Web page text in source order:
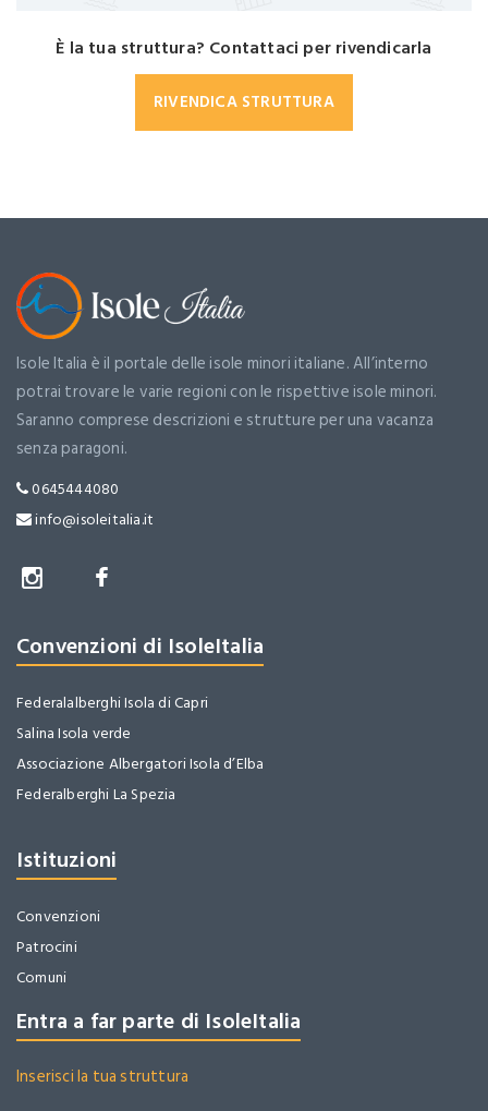
È la tua struttura? Contattaci per rivendicarla
RIVENDICA STRUTTURA
Isole Italia è il portale delle isole minori italiane. All’interno
potrai trovare le varie regioni con le rispettive isole minori.
Saranno comprese descrizioni e strutture per una vacanza
senza paragoni.
0645444080
info@isoleitalia.it
Convenzioni di IsoleItalia
Federalalberghi Isola di Capri
Salina Isola verde
Associazione Albergatori Isola d’Elba
Federalberghi La Spezia
Istituzioni
Convenzioni
Patrocini
Comuni
Entra a far parte di IsoleItalia
Inserisci la tua struttura